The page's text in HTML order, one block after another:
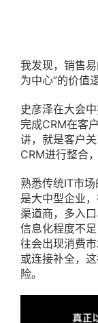
我发现，销售
为中心”的价值
史彦泽在大会
完成CRM在客
讲，就是客户
CRM进行整合
熟悉传统IT市
是大中型企业
渠道商，多入
信息化程度不
往会出现消费
或连接补全，
险。